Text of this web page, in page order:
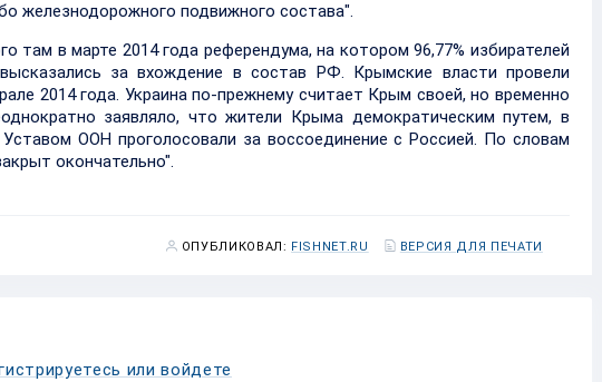
железнодорожного подвижного состава".
там в марте 2014 года референдума, на котором 96,77% избирателей
за вхождение в состав РФ. Крымские власти провели
2014 года. Украина по-прежнему считает Крым своей, но временно
заявляло, что жители Крыма демократическим путем, в
ООН проголосовали за воссоединение с Россией. По словам
окончательно".
ОПУБЛИКОВАЛ: FISHNET.RU ВЕРСИЯ ДЛЯ ПЕЧАТИ
или войдете